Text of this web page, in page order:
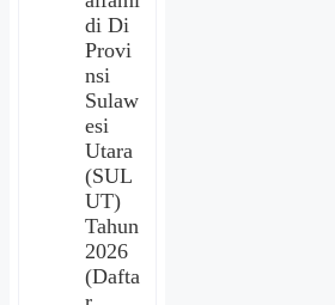
di Di
Provi
nsi
Sulaw
esi
Utara
(SUL
UT)
Tahun
2026
(Dafta